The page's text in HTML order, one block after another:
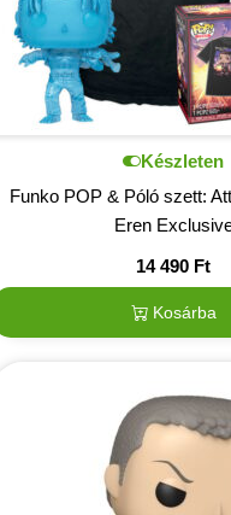
Készleten
Funko POP & Póló szett:
Eren
14 490 Ft
Kosárba